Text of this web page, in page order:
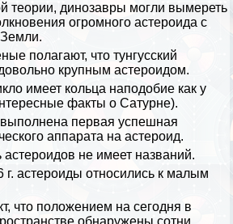
теории, динозавры могли вымереть
огромного астероида с
Земли.
полагают, что тунгусский
крупным астероидом.
имеет кольца наподобие как у
факты о Сатурне).
первая успешная
аппарата на астероид.
не имеет названий.
г. астероиды относились к малым
что положением на сегодня в